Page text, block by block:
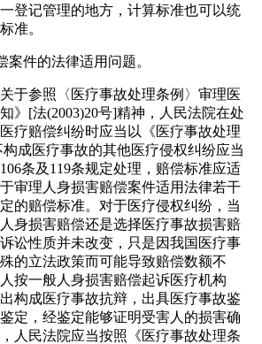
登记管理的地方，计算标准也可以统
准。
案件的法律适用问题。
于参照〈医疗事故处理条例〉审理医
》[法(2003)20号]精神，人民法院在处
疗赔偿纠纷时应当以《医疗事故处理
成医疗事故的其他医疗侵权纠纷应当
条及119条规定处理，赔偿标准应适
审理人身损害赔偿案件适用法律若干
的赔偿标准。对于医疗侵权纠纷，当
身损害赔偿还是选择医疗事故损害赔
讼性质并未改变，只是因我国医疗事
的立法政策而可能导致赔偿数额不
按一般人身损害赔偿起诉医疗机构
构成医疗事故抗辩，出具医疗事故鉴
定，经鉴定能够证明受害人的损害确
人民法院应当按照《医疗事故处理条